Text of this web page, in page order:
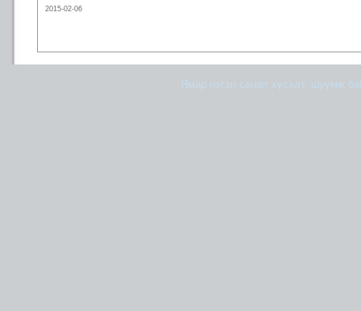
2015-02-06
Ямар нэгэн санал хүсэлт, шүүмж